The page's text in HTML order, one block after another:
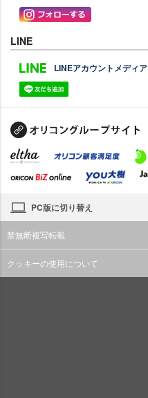
LINE
LINEアカウントメディア
PC版に切り替え
禁無断複写転載
クッキーの使用について